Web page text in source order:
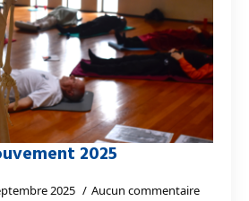
2025
2025 Aucun commentaire